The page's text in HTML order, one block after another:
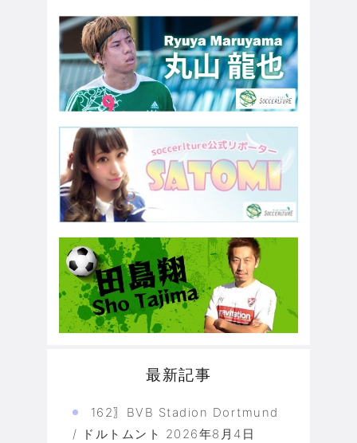
最新記事
162〗BVB Stadion Dortmund
/ ドルトムント 2026年8月4日